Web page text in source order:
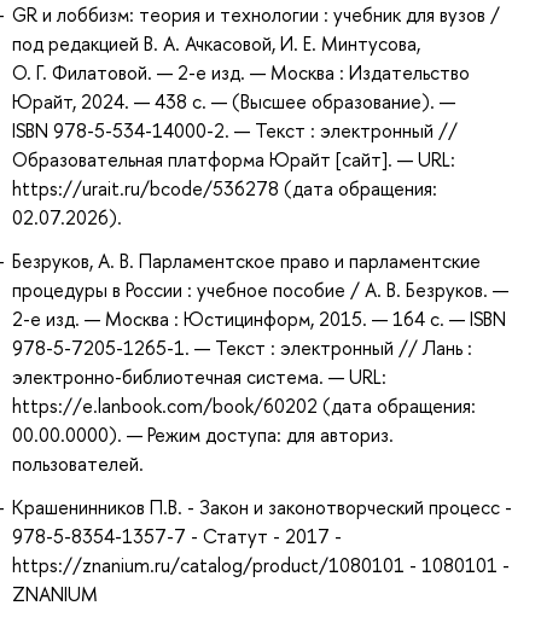
GR и лоббизм: теория и технологии : учебник для вузов /
под редакцией В. А. Ачкасовой, И. Е. Минтусова,
О. Г. Филатовой. — 2-е изд. — Москва : Издательство
Юрайт, 2024. — 438 с. — (Высшее образование). —
ISBN 978-5-534-14000-2. — Текст : электронный //
Образовательная платформа Юрайт [сайт]. — URL:
https://urait.ru/bcode/536278 (дата обращения:
02.07.2026).
Безруков, А. В. Парламентское право и парламентские
процедуры в России : учебное пособие / А. В. Безруков. —
2-е изд. — Москва : Юстицинформ, 2015. — 164 с. — ISBN
978-5-7205-1265-1. — Текст : электронный // Лань :
электронно-библиотечная система. — URL:
https://e.lanbook.com/book/60202 (дата обращения:
00.00.0000). — Режим доступа: для авториз.
пользователей.
Крашенинников П.В. - Закон и законотворческий процесс -
978-5-8354-1357-7 - Статут - 2017 -
https://znanium.ru/catalog/product/1080101 - 1080101 -
ZNANIUM